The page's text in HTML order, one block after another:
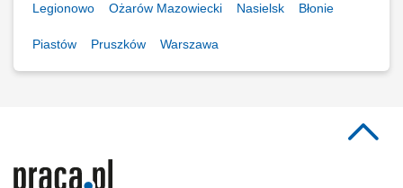
Legionowo Ożarów Mazowiecki Nasielsk Błonie
Piastów Pruszków Warszawa